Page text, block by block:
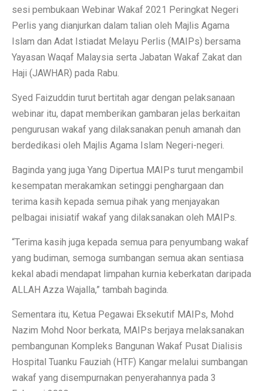
sesi pembukaan Webinar Wakaf 2021 Peringkat Negeri
Perlis yang dianjurkan dalam talian oleh Majlis Agama
Islam dan Adat Istiadat Melayu Perlis (MAIPs) bersama
Yayasan Waqaf Malaysia serta Jabatan Wakaf Zakat dan
Haji (JAWHAR) pada Rabu.
Syed Faizuddin turut bertitah agar dengan pelaksanaan
webinar itu, dapat memberikan gambaran jelas berkaitan
pengurusan wakaf yang dilaksanakan penuh amanah dan
berdedikasi oleh Majlis Agama Islam Negeri-negeri.
Baginda yang juga Yang Dipertua MAIPs turut mengambil
kesempatan merakamkan setinggi penghargaan dan
terima kasih kepada semua pihak yang menjayakan
pelbagai inisiatif wakaf yang dilaksanakan oleh MAIPs.
“Terima kasih juga kepada semua para penyumbang wakaf
yang budiman, semoga sumbangan semua akan sentiasa
kekal abadi mendapat limpahan kurnia keberkatan daripada
ALLAH Azza Wajalla,” tambah baginda.
Sementara itu, Ketua Pegawai Eksekutif MAIPs, Mohd
Nazim Mohd Noor berkata, MAIPs berjaya melaksanakan
pembangunan Kompleks Bangunan Wakaf Pusat Dialisis
Hospital Tuanku Fauziah (HTF) Kangar melalui sumbangan
wakaf yang disempurnakan penyerahannya pada 3